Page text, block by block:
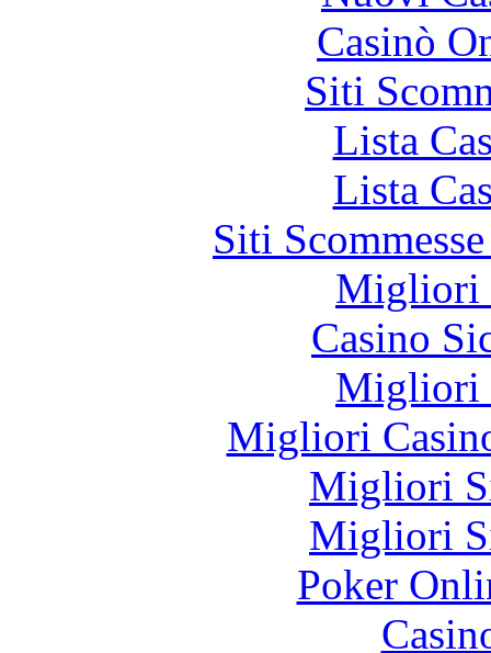
Casinò
Siti
Lista
Lista
Siti
Migliori
Casino
Migliori
Migliori
Migliori
Migliori
Poker